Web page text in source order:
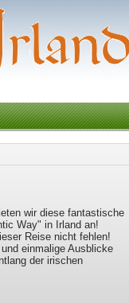
wir diese fantastische
Way" in Irland an!
Reise nicht fehlen!
einmalige Ausblicke
der irischen